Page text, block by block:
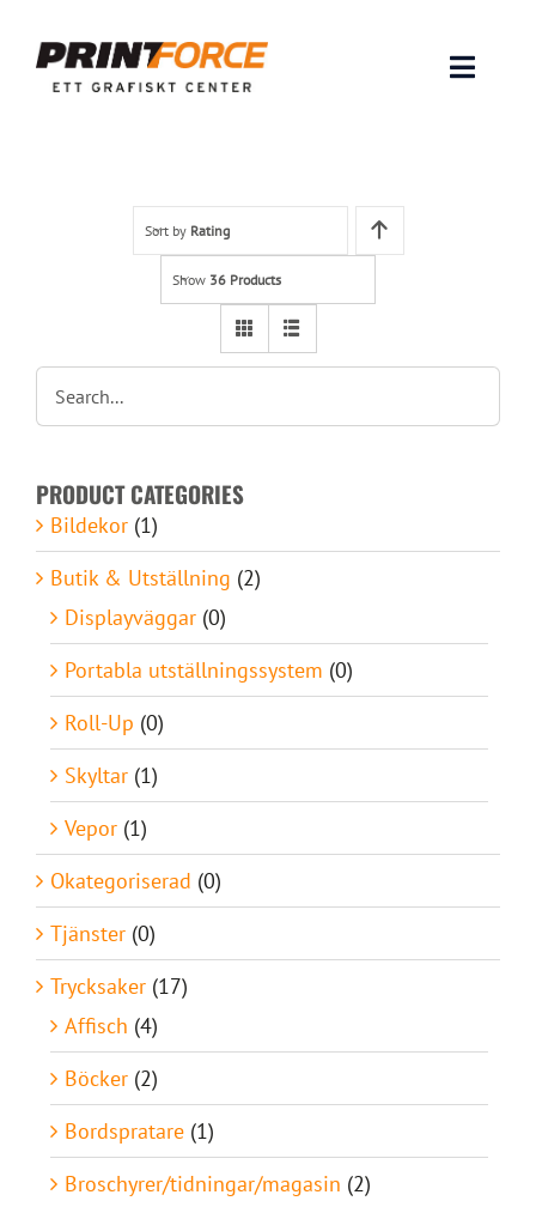
content
Toggle
INSPIRATION
Lämna original & filer
Om oss
Kontakt
Sort by Rating
Show 36 Products
PRODUCT CATEGORIES
Bildekor (1)
Butik & Utställning (2)
Displayväggar (0)
Portabla utställningssystem (0)
Roll-Up (0)
Skyltar (1)
Vepor (1)
Okategoriserad (0)
Tjänster (0)
Trycksaker (17)
Affisch (4)
Böcker (2)
Bordspratare (1)
Broschyrer/tidningar/magasin (2)